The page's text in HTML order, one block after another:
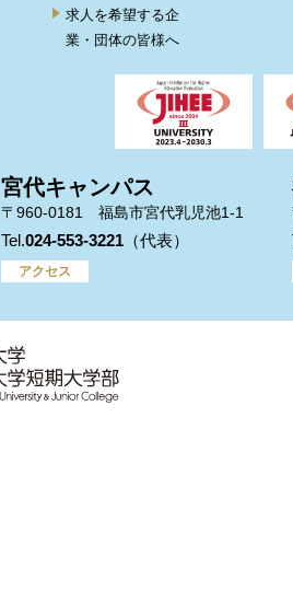
求人を希望する企
業・団体の皆様へ
宮代キャンパス
〒960-0181 福島市宮代乳児池1-1
024-553-3221
アクセス